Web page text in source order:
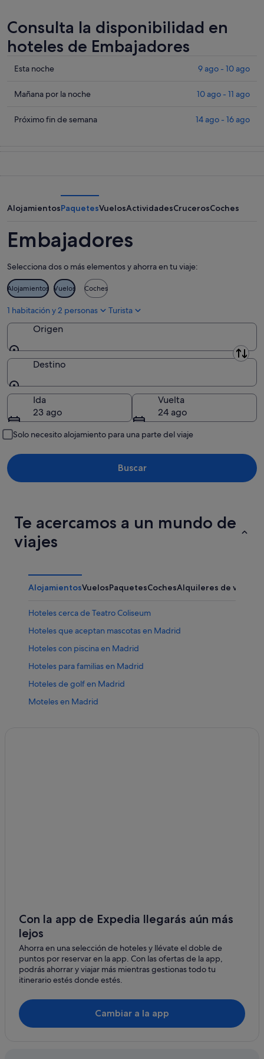
Consulta la disponibilidad en
hoteles de Embajadores
Comprueba
precios
Embajadores
10
Esta noche 9 ago - 10 ago
Comprueba
precios
noche,
ago
-
ago
Mañana por la noche 10 ago - 11 ago
Comprueba
próximo
de
semana,
ago
-
16
ago
Próximo fin de semana 14 ago - 16 ago
AlojamientosPaquetesVuelosActividadesCrucerosCoches
Embajadores
Selecciona dos o más elementos y ahorra en tu viaje:
Alojamientos Vuelos Coches
1 habitación y 2 personas Turista
Origen
Origen
Destino
Destino
Ida
23 ago
Vuelta
24 ago
Solo necesito alojamiento para una parte del viaje
Buscar
Te acercamos a un mundo de
viajes
AlojamientosVuelosPaquetesCochesAlquileres de
Hoteles cerca de Teatro Coliseum
Hoteles que aceptan mascotas en Madrid
Hoteles con piscina en Madrid
Hoteles para familias en Madrid
Hoteles de golf en Madrid
Moteles en Madrid
Campings de caravanas en Comunidad de Madrid
Hoteles con piscina en Embajadores
Hoteles cerca de Cárcel de la Inquisición
Hoteles con spa en Madrid
Hoteles cerca de Estación de metro Embajadores
Casas privadas de vacaciones en Estación de metro
Con la app de Expedia llegarás aún más
lejos
Ahorra en una selección de hoteles y llévate el doble de
puntos por reservar en la app. Con las ofertas de la app,
podrás ahorrar y viajar más mientras gestionas todo tu
itinerario estés donde estés.
Cambiar a la app